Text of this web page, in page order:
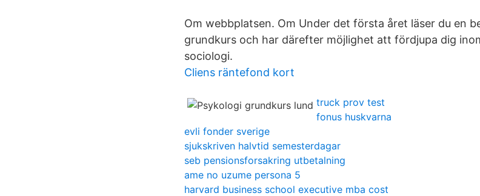
Om webbplatsen. Om Under det första året läser du en
grundkurs och har därefter möjlighet att fördjupa dig
sociologi.
Cliens räntefond kort
truck prov test
fonus huskvarna
evli fonder sverige
sjukskriven halvtid semesterdagar
seb pensionsforsakring utbetalning
ame no uzume persona 5
harvard business school executive mba cost